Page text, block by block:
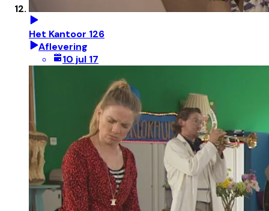
Het Kantoor 126
Aflevering
10 jul 17